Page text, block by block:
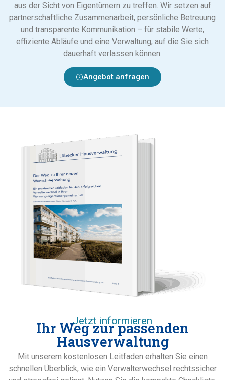
aus der Sicht von Eigentümern zu treffen. Wir setzen auf
partnerschaftliche Zusammenarbeit, persönliche Betreuung
und transparente Kommunikation – für stabile Werte,
effiziente Abläufe und eine Verwaltung, auf die Sie sich
dauerhaft verlassen können.
Angebot anfragen
Jetzt informieren
Ihr Weg zur passenden
Hausverwaltung
Mit unserem kostenlosen Leitfaden erhalten Sie einen
schnellen Überblick, wie ein Verwalterwechsel rechtssicher